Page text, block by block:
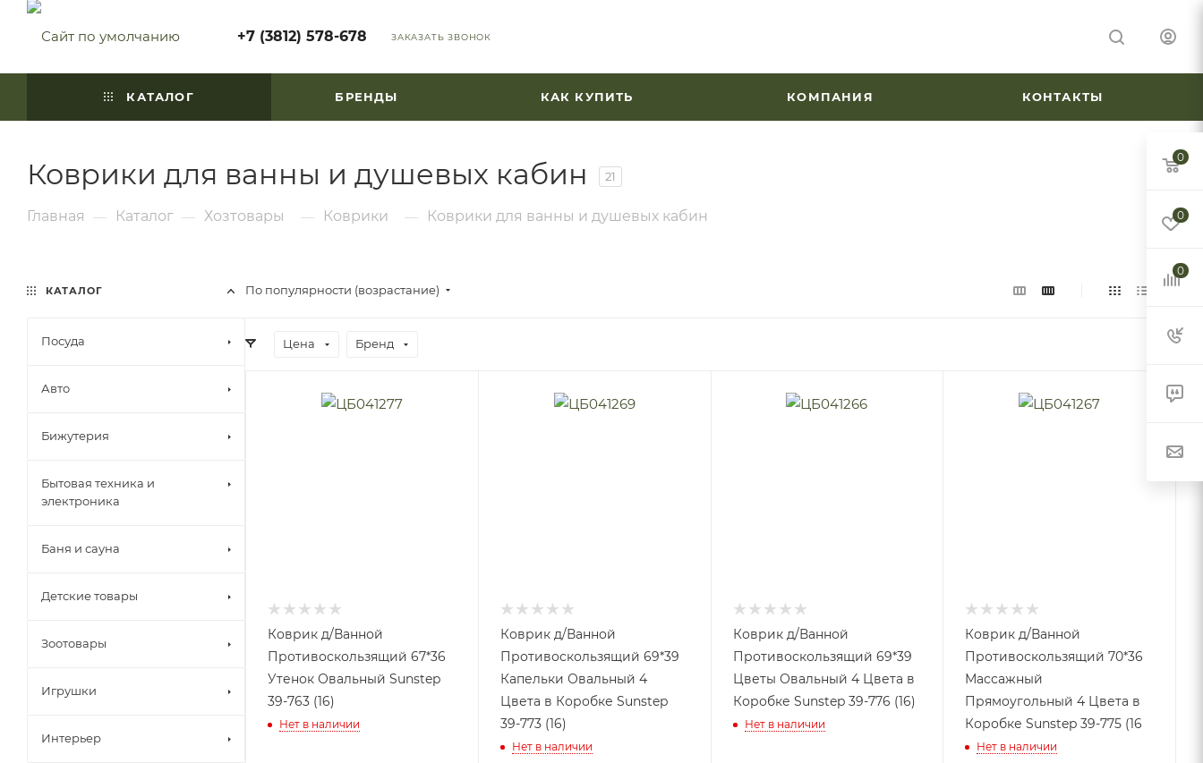
+7 (3812) 578-678 ЗАКАЗАТЬ ЗВОНОК
КАТАЛОГ БРЕНДЫ КАК КУПИТЬ КОМПАНИЯ КОНТАКТЫ
Коврики для ванны и душевых кабин 21
Главная — Каталог — Хозтовары — Коврики — Коврики для ванны и душевых кабин
По популярности (возрастание)
Цена Бренд
Коврик д/Ванной
Противоскользящий 67*36
Утенок Овальный Sunstep
39-763 (16)
Нет в наличии
Коврик д/Ванной
Противоскользящий 69*39
Капельки Овальный 4
Цвета в Коробке Sunstep
39-773 (16)
Нет в наличии
Коврик д/Ванной
Противоскользящий 69*39
Цветы Овальный 4 Цвета в
Коробке Sunstep 39-776 (16)
Нет в наличии
Коврик д/Ванной
Противоскользящий 70*36
Массажный
Прямоугольный 4 Цвета в
Коробке Sunstep 39-775 (16
Нет в наличии
КАТАЛОГ
Посуда
Авто
Бижутерия
Бытовая техника и
электроника
Баня и сауна
Детские товары
Зоотовары
Игрушки
Интерьер
0
0
0